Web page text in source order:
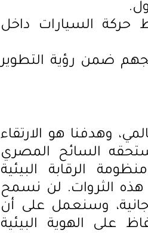
حركة السيارات داخل
ضمن رؤية التطوير
وهدفنا هو الارتقاء
السائح المصري
الرقابة البيئية
هذه الثروات. لن نسمح
وسنعمل على أن
على الهوية البيئية